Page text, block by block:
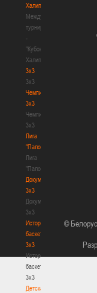
Халипского"
Международный
турнир
-
"Кубок
Халипского"
3x3
3x3
Чемпионат
3х3
Чемпионат
3х3
Лига
"Палова"
Лига
"Палова"
Документы
3х3
Документы
3х3
История
баскетбола
3х3
История
баскетбола
3х3
Детская
©